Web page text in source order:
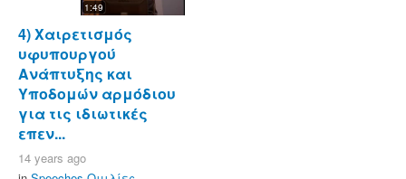
1:49
4) Χαιρετισμός
υφυπουργού
Ανάπτυξης και
Υποδομών αρμόδιου
για τις ιδιωτικές
επεν...
14 years ago